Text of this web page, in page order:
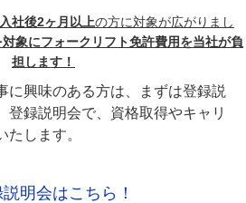
入社後2ヶ月以上の方に対象が広がりまし
象にフォークリフト免許費用を当社が負
担します！
に興味のある方は、まずは登録説
登録説明会で、資格取得やキャリ
たします。
明会はこちら！